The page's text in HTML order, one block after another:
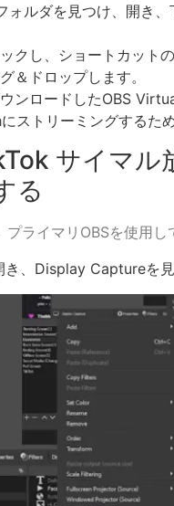
ルダを見つけ、開き
クし、ショートカット
＆ドロップします。
ンロードしたOBS
ストリーミングするた
サイマル
る
ライマリOBSを使用
、Display Captureを